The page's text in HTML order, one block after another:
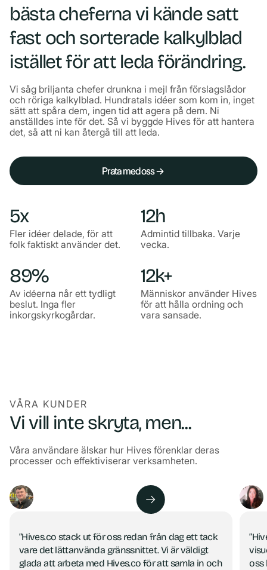
bästa cheferna vi kände satt
fast och sorterade kalkylblad
istället för att leda förändring.
Vi såg briljanta chefer drunkna i mejl från förslagslådor
och röriga kalkylblad. Hundratals idéer som kom in, inget
sätt att spåra dem, ingen tid att agera på dem. Ni
anställdes inte för det. Så vi byggde Hives för att hantera
det, så att ni kan återgå till att leda.
Prata med oss →
Prata med oss →
5x
Fler idéer delade, för att
folk faktiskt använder det.
12h
Admintid tillbaka. Varje
vecka.
89%
Av idéerna når ett tydligt
beslut. Inga fler
inkorgskyrkogårdar.
12k+
Människor använder Hives
för att hålla ordning och
vara sansade.
VÅRA KUNDER
Vi vill inte skryta, men...
Våra användare älskar hur Hives förenklar deras
processer och effektiviserar verksamheten.
”Hives.co stack ut för oss redan från dag ett tack
vare det lättanvända gränssnittet. Vi är väldigt
glada att arbeta med Hives.co för att samla in och
oss